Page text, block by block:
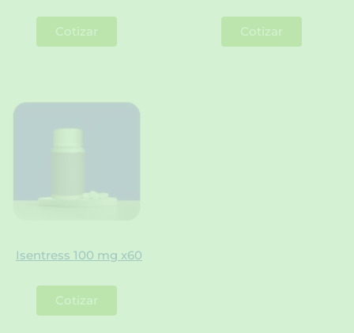
Cotizar Cotizar
Isentress 100 mg x60
Cotizar